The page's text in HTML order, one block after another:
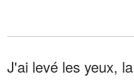
J'ai levé les yeux,